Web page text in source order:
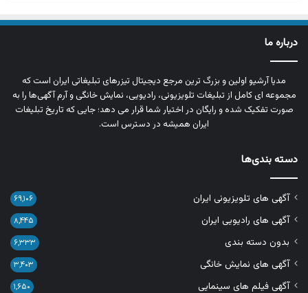
درباره ما
مدیا آرشیو اولین و بزرگ‌ ترین مرجع دیجیتال تیزرهای تبلیغاتی ایران است که
مجموعه‌ ای کامل از تبلیغات تلویزیونی، رادیویی، نمایش خانگی و آرم‌ آگهی‌ها را به‌
صورت تفکیک‌ شده و رایگان در اختیار شما قرار می‌ دهد؛ جایی که تاریخ تبلیغات
ایران همیشه در دسترس است.
دسته بندی‌ها
آگهی های تلویزیونی ایران ۶۹,۱۰۶
آگهی های رادیویی ایران ۸,۴۴۵
بدون دسته بندی ۶,۳۳۳
آگهی های نمایش خانگی ۳,۴۰۳
آگهی فیلم های سینمایی ۱,۶۵۰